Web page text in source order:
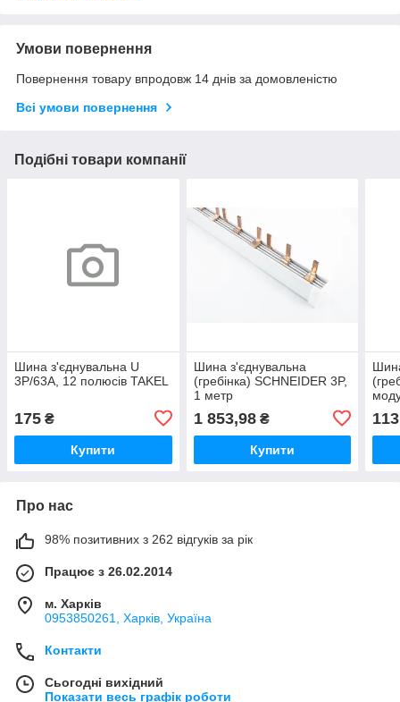
Умови повернення
Повернення товару впродовж 14 днів за домовленістю
Всі умови повернення
Подібні товари компанії
Шина з'єднувальна U
3P/63A, 12 полюсів TAKEL
175 ₴
Купити
Шина з'єднувальна
(гребінка) SCHNEIDER 3P,
1 метр
1 853,98₴
Купити
Про нас
98% позитивних з 262 відгуків за рік
Працює з 26.02.2014
м. Харків
0953850261, Харків, Україна
Контакти
Сьогодні вихідний
Показати весь графік роботи